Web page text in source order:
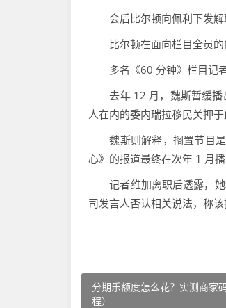
会后比尔顿向佩利下发解
比尔顿在面向栏目全员的
多名《60 分钟》栏目记者
去年 12 月，魏斯暂缓播
人在内的委内瑞拉移民关押
魏斯则解释，搁置节目是
心》的报道最终在次年 1 月
记者维加离职后透露，她
司发言人否认相关说法，称该
分期乐额度怎么花？实测商家
程）